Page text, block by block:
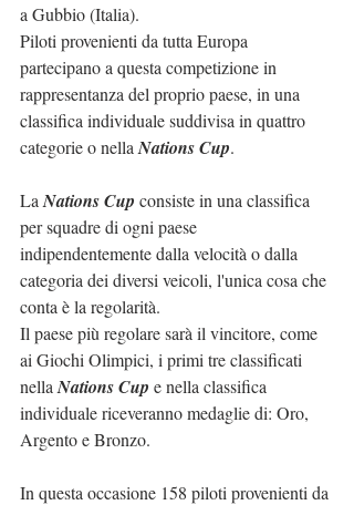
a Gubbio (Italia).
Piloti provenienti da tutta Europa
partecipano a questa competizione in
rappresentanza del proprio paese, in una
classifica individuale suddivisa in quattro
categorie o nella Nations Cup.
La Nations Cup consiste in una classifica
per squadre di ogni paese
indipendentemente dalla velocità o dalla
categoria dei diversi veicoli, l'unica cosa che
conta è la regolarità.
Il paese più regolare sarà il vincitore, come
ai Giochi Olimpici, i primi tre classificati
nella Nations Cup e nella classifica
individuale riceveranno medaglie di: Oro,
Argento e Bronzo.
In questa occasione 158 piloti provenienti da